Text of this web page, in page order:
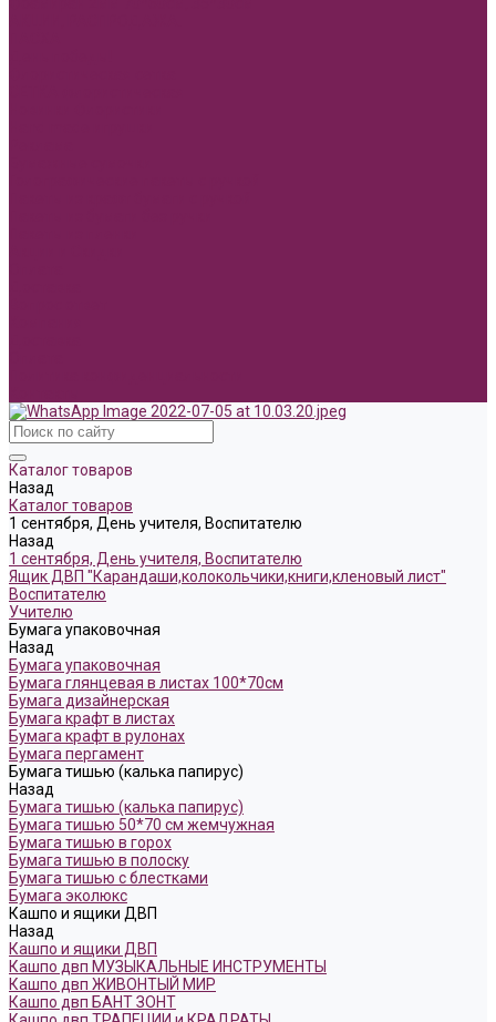
Каталог товаров
Назад
Каталог товаров
1 сентября, День учителя, Воспитателю
Назад
1 сентября, День учителя, Воспитателю
Ящик ДВП "Карандаши,колокольчики,книги,кленовый лист"
Воспитателю
Учителю
Бумага упаковочная
Назад
Бумага упаковочная
Бумага глянцевая в листах 100*70см
Бумага дизайнерская
Бумага крафт в листах
Бумага крафт в рулонах
Бумага пергамент
Бумага тишью (калька папирус)
Назад
Бумага тишью (калька папирус)
Бумага тишью 50*70 см жемчужная
Бумага тишью в горох
Бумага тишью в полоску
Бумага тишью с блестками
Бумага эколюкс
Кашпо и ящики ДВП
Назад
Кашпо и ящики ДВП
Кашпо двп МУЗЫКАЛЬНЫЕ ИНСТРУМЕНТЫ
Кашпо двп ЖИВОНТЫЙ МИР
Кашпо двп БАНТ ЗОНТ